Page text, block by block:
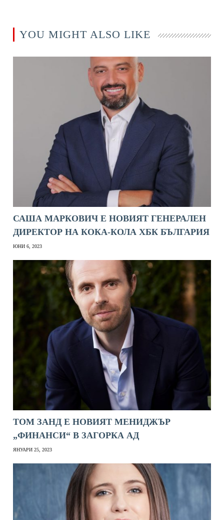
YOU MIGHT ALSO LIKE
САША МАРКОВИЧ Е НОВИЯТ ГЕНЕРАЛЕН
ДИРЕКТОР НА КОКА-КОЛА ХБК БЪЛГАРИЯ
ЮНИ 6, 2023
ТОМ ЗАНД Е НОВИЯТ МЕНИДЖЪР
„ФИНАНСИ“ В ЗАГОРКА АД
ЯНУАРИ 25, 2023